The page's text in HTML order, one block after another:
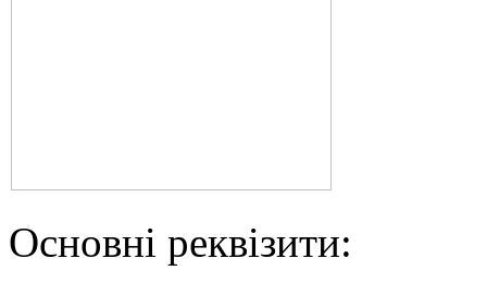
Основні реквізити: